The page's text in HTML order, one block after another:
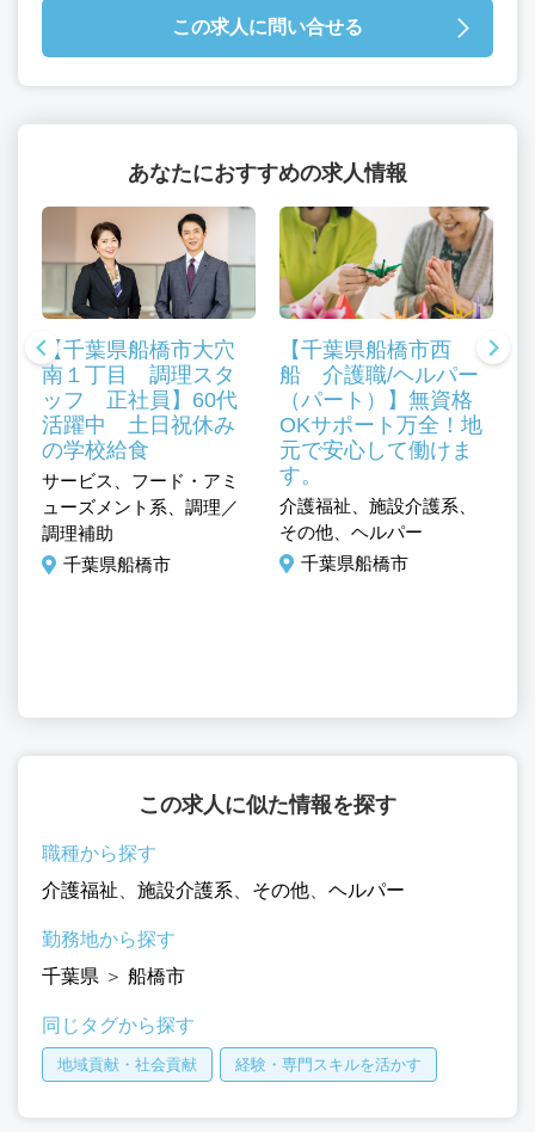
この求人に問い合せる
あなたにおすすめの求人情報
【千葉県船橋市大穴
南１丁目 調理スタ
ッフ 正社員】60代
活躍中 土日祝休み
の学校給食
サービス、フード・アミ
ューズメント系、調理／
調理補助
千葉県船橋市
【千葉県船橋市西
船 介護職/ヘルパー
（パート）】無資格
OKサポート万全！地
元で安心して働けま
す。
介護福祉、施設介護系、
その他、ヘルパー
千葉県船橋市
この求人に似た情報を探す
職種から探す
介護福祉、 施設介護系、 その他、 ヘルパー
勤務地から探す
千葉県 ＞ 船橋市
同じタグから探す
地域貢献・社会貢献 経験・専門スキルを活かす